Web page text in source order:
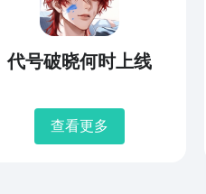
代号破晓何时上线
查看更多